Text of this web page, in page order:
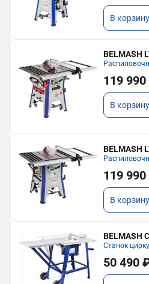
В корзину
BELMASH
119
В корзину
BELMASH
119
В корзину
BELMASH
Станок
50 490